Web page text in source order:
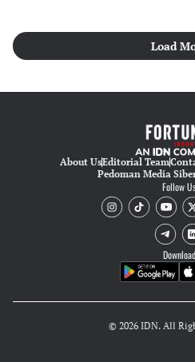
Load
About UsEditorial Team
Pedoman Media
Follow Us
Download
© 2026 IDN. All